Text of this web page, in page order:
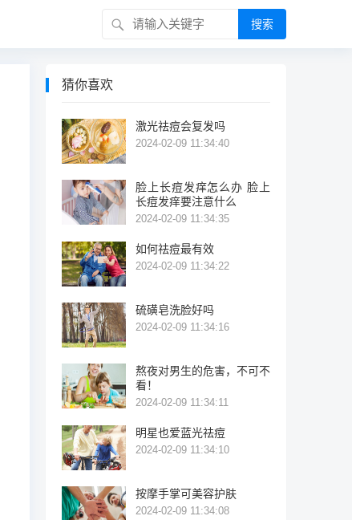
搜索
猜你喜欢
激光祛痘会复发吗
2024-02-09 11:34:40
脸上长痘发痒怎么办 脸上
长痘发痒要注意什么
2024-02-09 11:34:35
如何祛痘最有效
2024-02-09 11:34:22
硫磺皂洗脸好吗
2024-02-09 11:34:16
熬夜对男生的危害，不可不
看！
2024-02-09 11:34:11
明星也爱蓝光祛痘
2024-02-09 11:34:10
按摩手掌可美容护肤
2024-02-09 11:34:08